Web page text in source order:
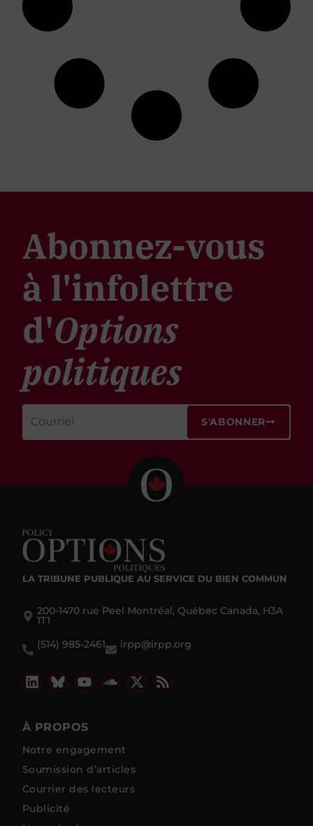
Abonnez-vous
à l'infolettre
d'Options
politiques
S'ABONNER
LA TRIBUNE PUBLIQUE AU SERVICE DU BIEN COMMUN
200-1470 rue Peel Montréal, Québec Canada, H3A
1T1
(514) 985-2461
irpp@irpp.org
À PROPOS
Notre engagement
Soumission d’articles
Courrier des lecteurs
Publicité